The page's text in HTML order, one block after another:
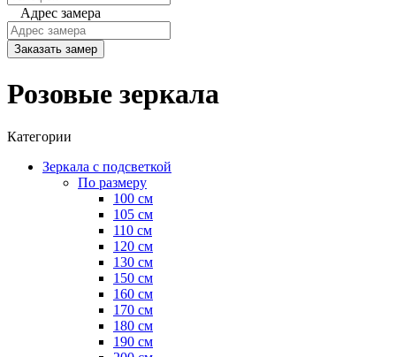
Адрес замера
Заказать замер
Розовые зеркала
Категории
Зеркала с подсветкой
По размеру
100 см
105 см
110 см
120 см
130 см
150 см
160 см
170 см
180 см
190 см